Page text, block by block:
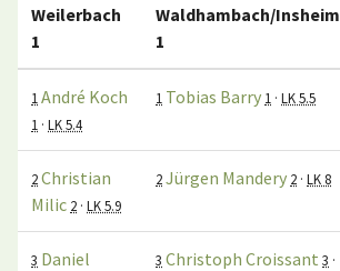
Weilerbach
1
Waldhambach/Insheim
1
1 André Koch
1 · LK 5.4
1 Tobias Barry 1 · LK 5.5
2Christian
Milic 2 · LK 5.9
2Jürgen Mandery 2 · LK 8
3 Daniel
3 Christoph Croissant 3 ·